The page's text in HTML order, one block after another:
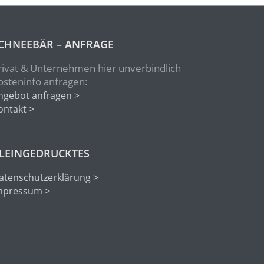
– ANFRAGE
& Unternehmen hier unverbindlich
anfragen:
anfragen >
>
>
>